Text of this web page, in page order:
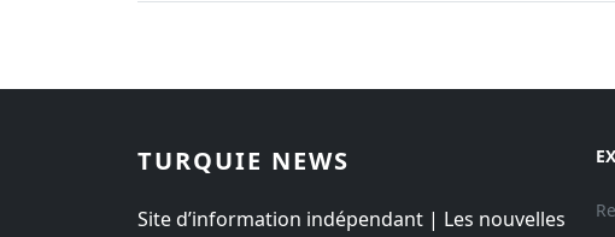
TURQUIE NEWS
Site d’information indépendant | Les nouvelles